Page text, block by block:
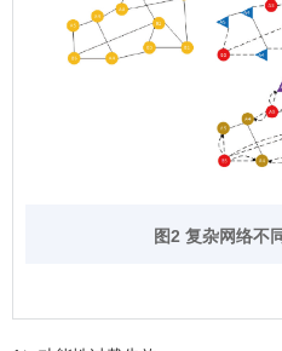
图2 复杂网络不